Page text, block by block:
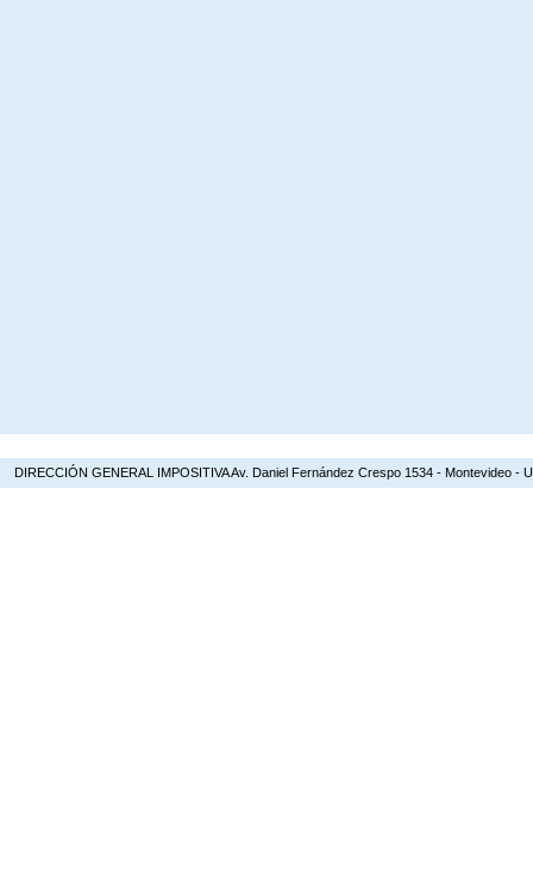
DIRECCIÓN GENERAL IMPOSITIVA Av. Daniel Fernández Crespo 1534 - Montevideo -